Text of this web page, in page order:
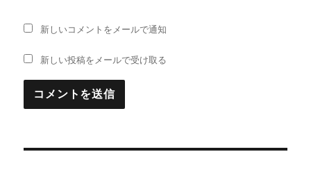
新しいコメントをメールで通知
新しい投稿をメールで受け取る